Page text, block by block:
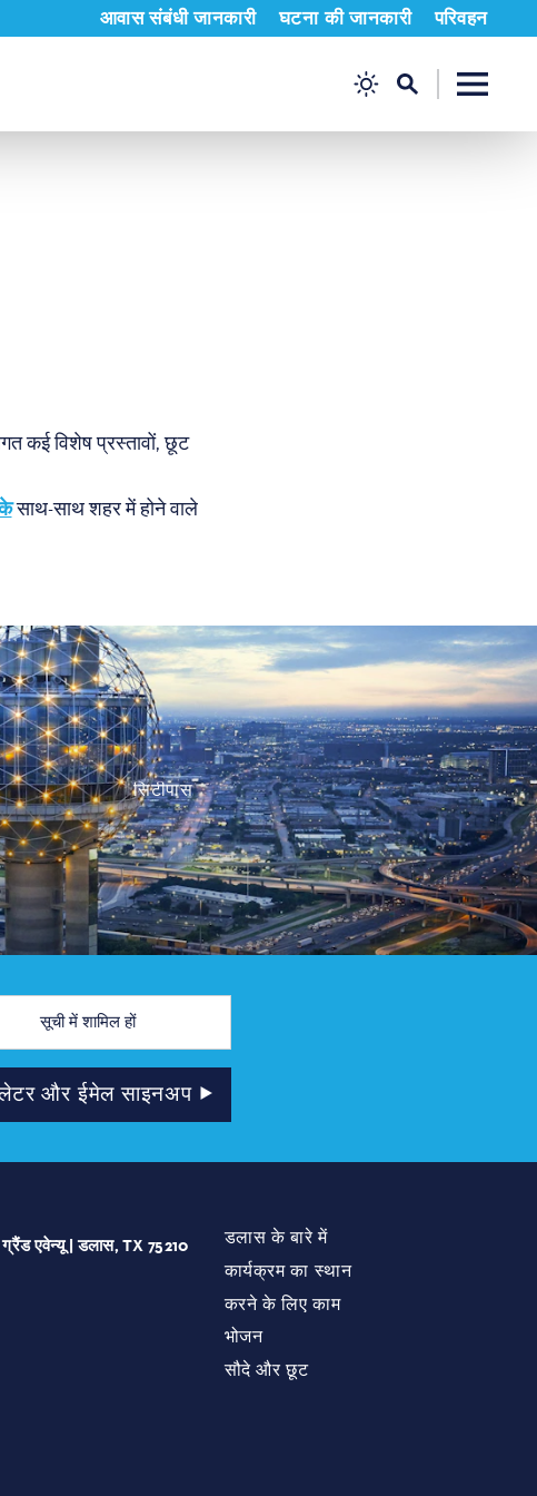
आवास संबंधी जानकारी घटना की जानकारी परिवहन
कई विशेष प्रस्तावों, छूट
साथ-साथ शहर में होने वाले
सिटीपास
और ईमेल साइनअप
एवेन्यू | डलास, TX 75210
डलास के बारे में
कार्यक्रम का स्थान
करने के लिए काम
भोजन
सौदे और छूट